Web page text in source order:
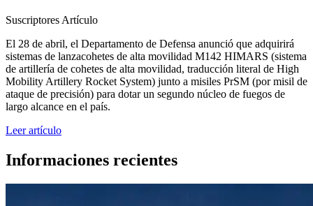
Suscriptores Artículo
El 28 de abril, el Departamento de Defensa anunció que adquirirá
sistemas de lanzacohetes de alta movilidad M142 HIMARS (sistema
de artillería de cohetes de alta movilidad, traducción literal de High
Mobility Artillery Rocket System) junto a misiles PrSM (por misil de
ataque de precisión) para dotar un segundo núcleo de fuegos de
largo alcance en el país.
Leer artículo
Informaciones recientes